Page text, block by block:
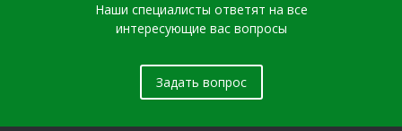
Наши специалисты ответят на все
интересующие вас вопросы
Задать вопрос